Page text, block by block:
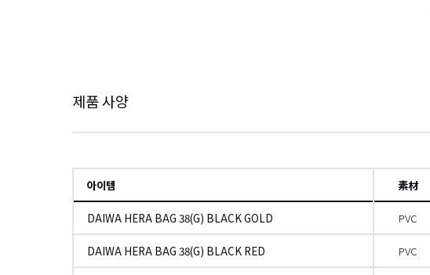
제품 사양
아이템 素材
DAIWA HERA BAG 38(G) BLACK GOLD PVC
DAIWA HERA BAG 38(G) BLACK RED PVC